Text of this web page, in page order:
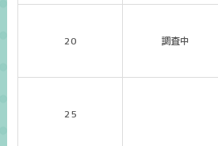
20
調査中
25